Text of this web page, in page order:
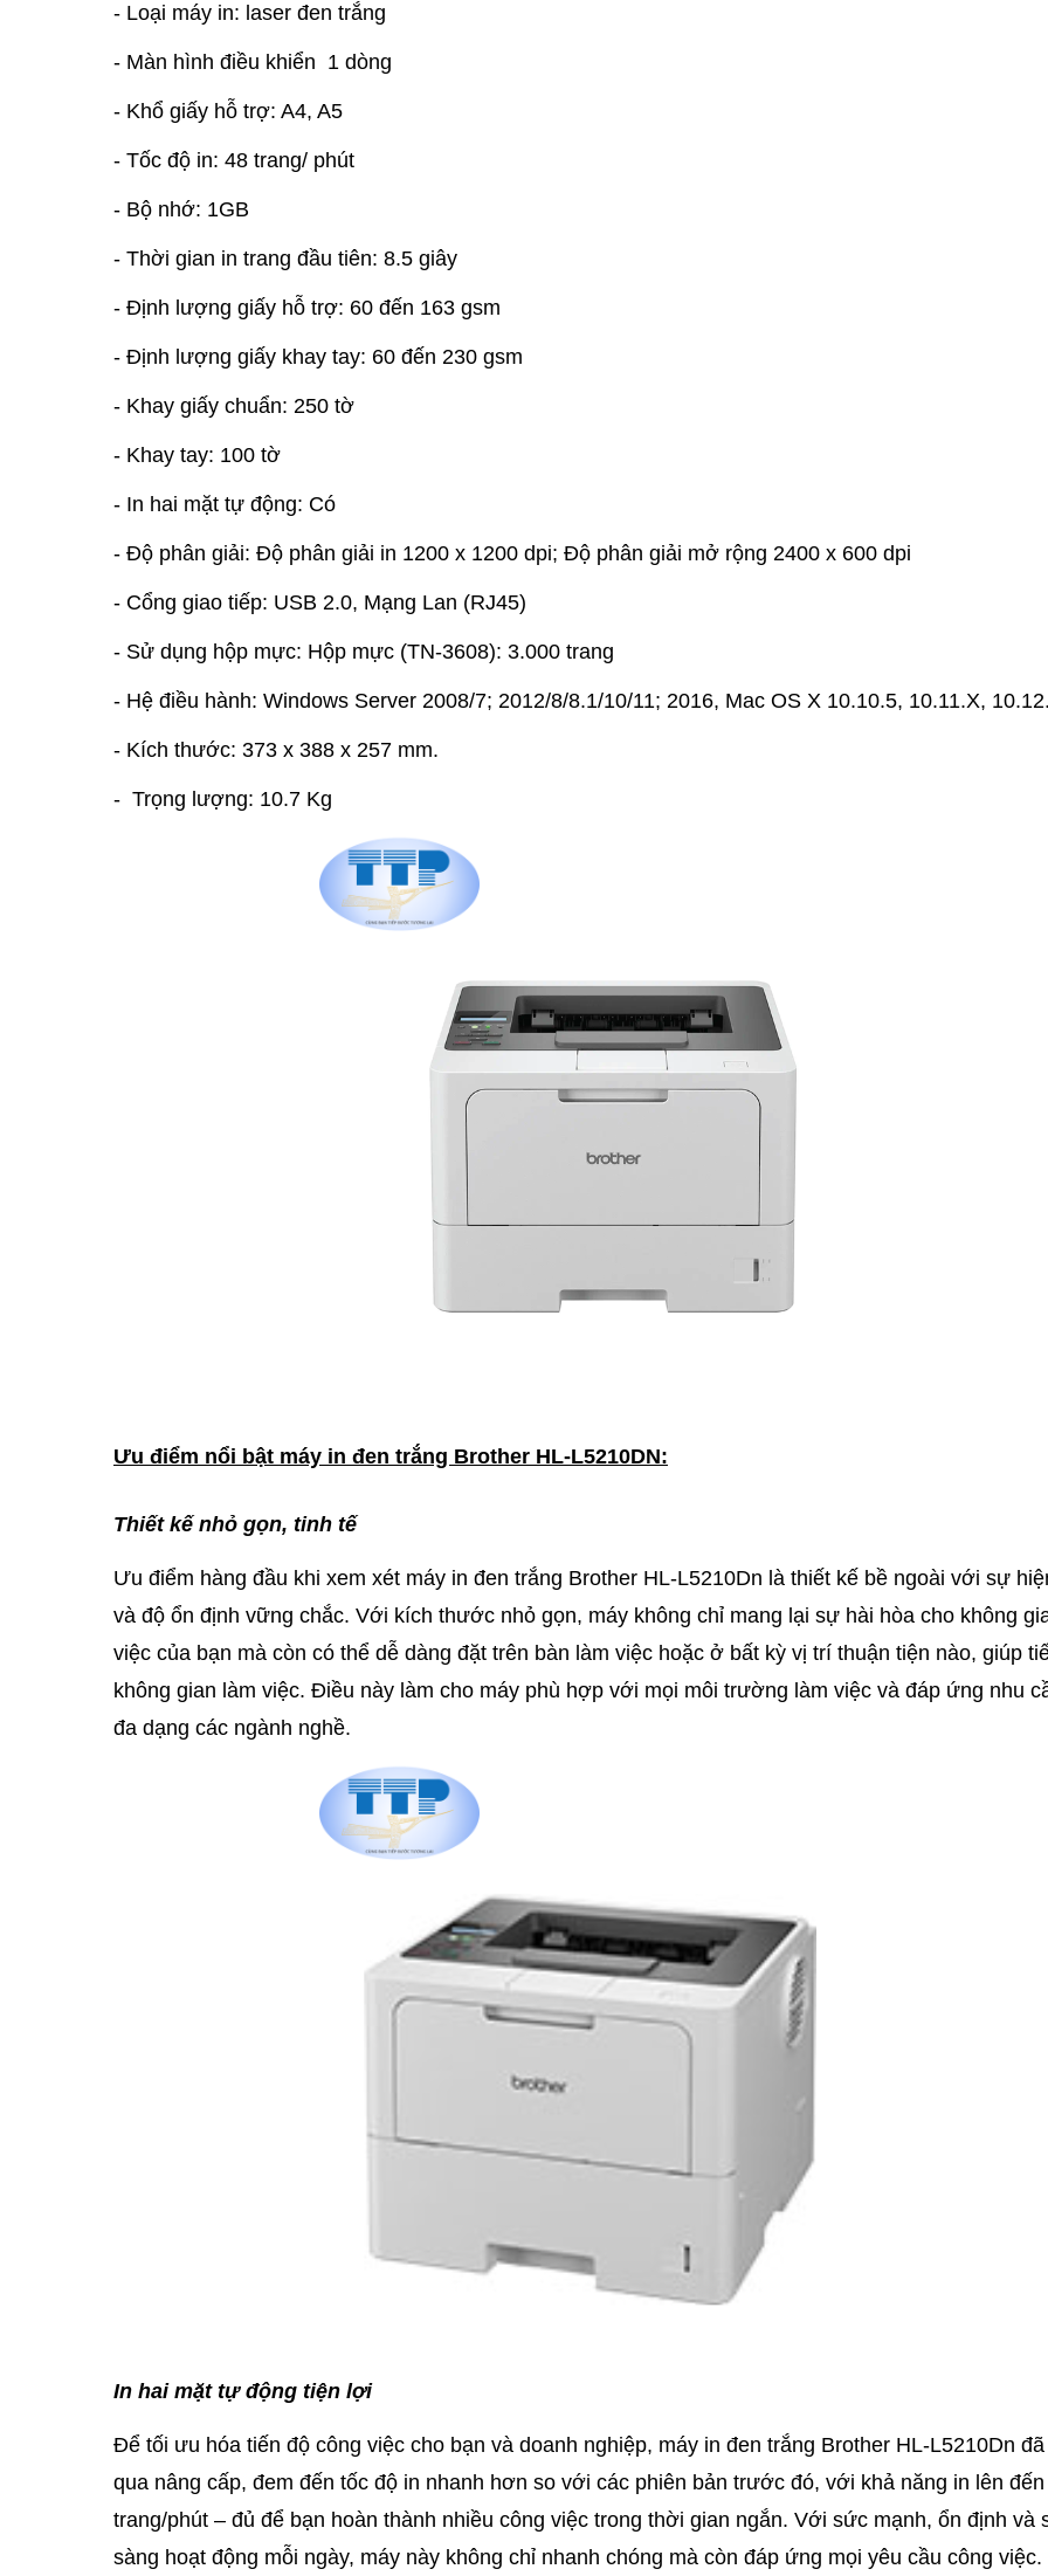
- Loại máy in: laser đen trắng
- Màn hình điều khiển 1 dòng
- Khổ giấy hỗ trợ: A4, A5
- Tốc độ in: 48 trang/ phút
- Bộ nhớ: 1GB
- Thời gian in trang đầu tiên: 8.5 giây
- Định lượng giấy hỗ trợ: 60 đến 163 gsm
- Định lượng giấy khay tay: 60 đến 230 gsm
- Khay giấy chuẩn: 250 tờ
- Khay tay: 100 tờ
- In hai mặt tự động: Có
- Độ phân giải: Độ phân giải in 1200 x 1200 dpi; Độ phân giải mở rộng 2400 x 600 dpi
- Cổng giao tiếp: USB 2.0, Mạng Lan (RJ45)
- Sử dụng hộp mực: Hộp mực (TN-3608): 3.000 trang
- Hệ điều hành: Windows Server 2008/7; 2012/8/8.1/10/11; 2016, Mac OS X 10.10.5, 10.11.X,
- Kích thước: 373 x 388 x 257 mm.
- Trọng lượng: 10.7 Kg
Ưu điểm nổi bật máy in đen trắng Brother HL-L5210DN:
Thiết kế nhỏ gọn, tinh tế
Ưu điểm hàng đầu khi xem xét máy in đen trắng Brother HL-L5210Dn là thiết kế bề ngoài với sự
và độ ổn định vững chắc. Với kích thước nhỏ gọn, máy không chỉ mang lại sự hài hòa cho không
việc của bạn mà còn có thể dễ dàng đặt trên bàn làm việc hoặc ở bất kỳ vị trí thuận tiện nào, giúp
không gian làm việc. Điều này làm cho máy phù hợp với mọi môi trường làm việc và đáp ứng nhu
đa dạng các ngành nghề.
In hai mặt tự động tiện lợi
Để tối ưu hóa tiến độ công việc cho bạn và doanh nghiệp, máy in đen trắng Brother HL-L5210Dn
qua nâng cấp, đem đến tốc độ in nhanh hơn so với các phiên bản trước đó, với khả năng in lên
trang/phút – đủ để bạn hoàn thành nhiều công việc trong thời gian ngắn. Với sức mạnh, ổn định và
sàng hoạt động mỗi ngày, máy này không chỉ nhanh chóng mà còn đáp ứng mọi yêu cầu công việc.